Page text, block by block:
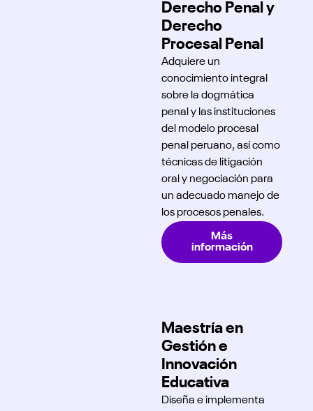
Derecho Penal y
Derecho
Procesal Penal
Adquiere un
conocimiento integral
sobre la dogmática
penal y las instituciones
del modelo procesal
penal peruano, así como
técnicas de litigación
oral y negociación para
un adecuado manejo de
los procesos penales.
Más
información
Maestría en
Gestión e
Innovación
Educativa
Diseña e implementa